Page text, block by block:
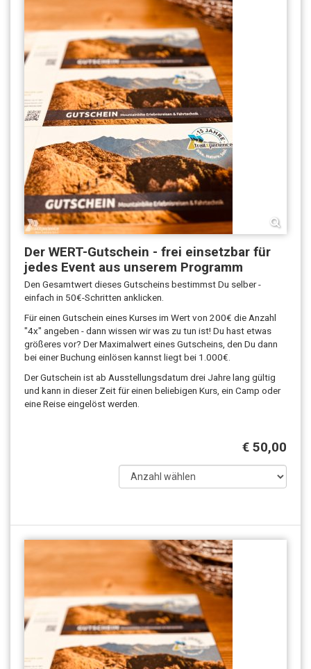
Der WERT-Gutschein - frei einsetzbar für
jedes Event aus unserem Programm
Den Gesamtwert dieses Gutscheins bestimmst Du selber -
einfach in 50€-Schritten anklicken.
Für einen Gutschein eines Kurses im Wert von 200€ die Anzahl
"4x" angeben - dann wissen wir was zu tun ist! Du hast etwas
größeres vor? Der Maximalwert eines Gutscheins, den Du dann
bei einer Buchung einlösen kannst liegt bei 1.000€.
Der Gutschein ist ab Ausstellungsdatum drei Jahre lang gültig
und kann in dieser Zeit für einen beliebigen Kurs, ein Camp oder
eine Reise eingelöst werden.
€ 50,00